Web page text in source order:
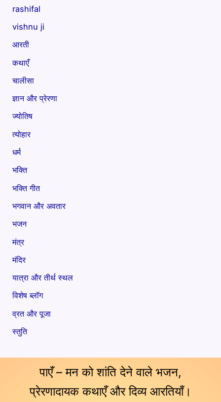
rashifal
vishnu ji
आरती
कथाएँ
चालीसा
ज्ञान और प्रेरणा
ज्योतिष
त्योहार
धर्म
भक्ति
भक्ति गीत
भगवान और अवतार
भजन
मंत्र
मंदिर
यात्रा और तीर्थ स्थल
विशेष ब्लॉग
व्रत और पूजा
स्तुति
पाएँ – मन को शांति देने वाले भजन,
प्रेरणादायक कथाएँ और दिव्य आरतियाँ।